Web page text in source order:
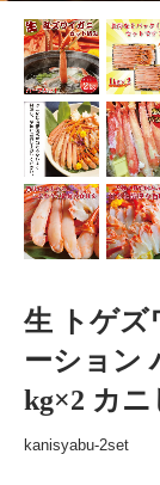
生 トゲズ
ーション
kg×2 カ
kanisyabu-2set